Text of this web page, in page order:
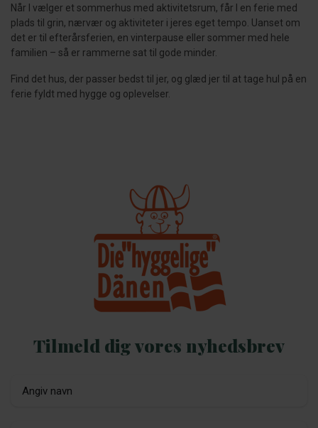
Når I vælger et sommerhus med aktivitetsrum, får I en ferie med
plads til grin, nærvær og aktiviteter i jeres eget tempo. Uanset om
det er til efterårsferien, en vinterpause eller sommer med hele
familien – så er rammerne sat til gode minder.
Find det hus, der passer bedst til jer, og glæd jer til at tage hul på en
ferie fyldt med hygge og oplevelser.
Tilmeld dig vores nyhedsbrev